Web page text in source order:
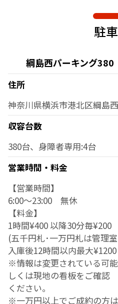
駐
綱島西パーキング380
住所
神奈川県横浜市港北区綱島
収容台数
380台、身障者専用:4台
営業時間・料金
【営業時間】
6:00〜23:00 無休
【料金】
1時間¥400 以降30分毎¥200
(五千円札･一万円札は管理
入庫後12時間以内最大¥1200
※情報は変更されている可
しくは現地の看板をご確認
ください。
※一万円以上でご成約の方